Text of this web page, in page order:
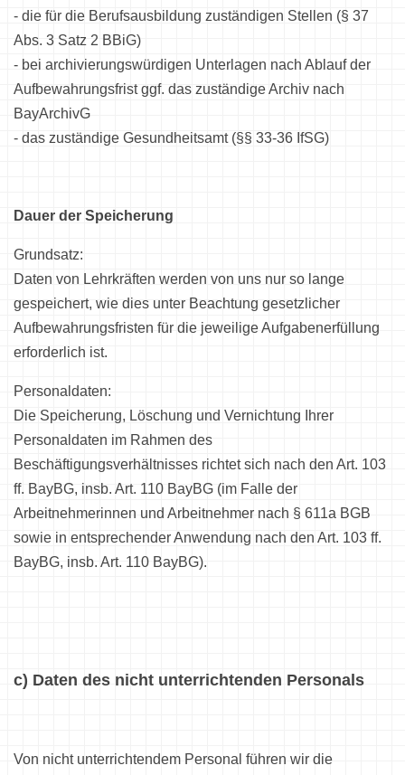
- die für die Berufsausbildung zuständigen Stellen (§ 37
Abs. 3 Satz 2 BBiG)
- bei archivierungswürdigen Unterlagen nach Ablauf der
Aufbewahrungsfrist ggf. das zuständige Archiv nach
BayArchivG
- das zuständige Gesundheitsamt (§§ 33-36 IfSG)
Dauer der Speicherung
Grundsatz:
Daten von Lehrkräften werden von uns nur so lange
gespeichert, wie dies unter Beachtung gesetzlicher
Aufbewahrungsfristen für die jeweilige Aufgabenerfüllung
erforderlich ist.
Personaldaten:
Die Speicherung, Löschung und Vernichtung Ihrer
Personaldaten im Rahmen des
Beschäftigungsverhältnisses richtet sich nach den Art. 103
ff. BayBG, insb. Art. 110 BayBG (im Falle der
Arbeitnehmerinnen und Arbeitnehmer nach § 611a BGB
sowie in entsprechender Anwendung nach den Art. 103 ff.
BayBG, insb. Art. 110 BayBG).
c) Daten des nicht unterrichtenden Personals
Von nicht unterrichtendem Personal führen wir die